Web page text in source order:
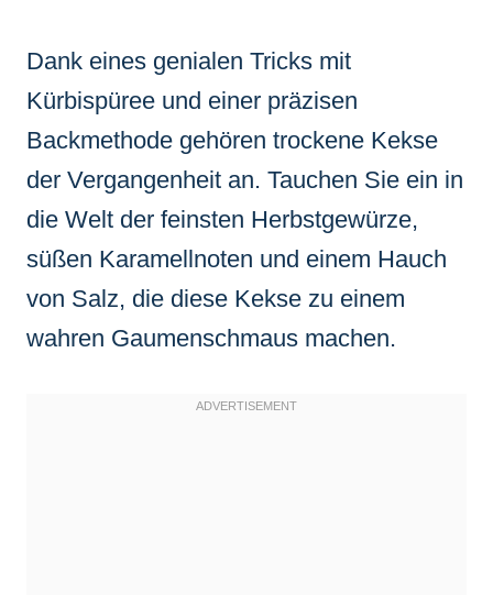
Dank eines genialen Tricks mit
Kürbispüree und einer präzisen
Backmethode gehören trockene Kekse
der Vergangenheit an. Tauchen Sie ein in
die Welt der feinsten Herbstgewürze,
süßen Karamellnoten und einem Hauch
von Salz, die diese Kekse zu einem
wahren Gaumenschmaus machen.